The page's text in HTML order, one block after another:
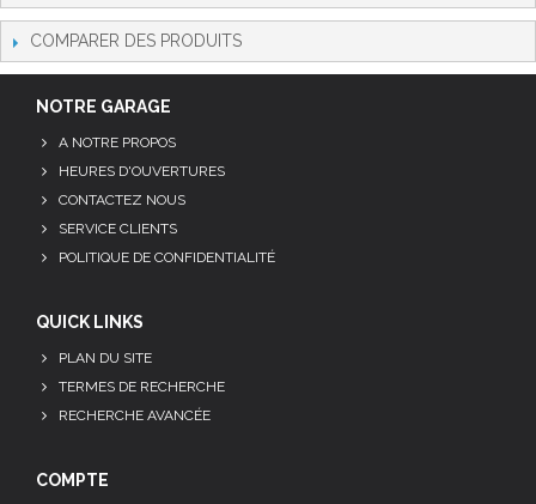
COMPARER DES PRODUITS
NOTRE GARAGE
A NOTRE PROPOS
HEURES D'OUVERTURES
CONTACTEZ NOUS
SERVICE CLIENTS
POLITIQUE DE CONFIDENTIALITÉ
QUICK LINKS
PLAN DU SITE
TERMES DE RECHERCHE
RECHERCHE AVANCÉE
COMPTE